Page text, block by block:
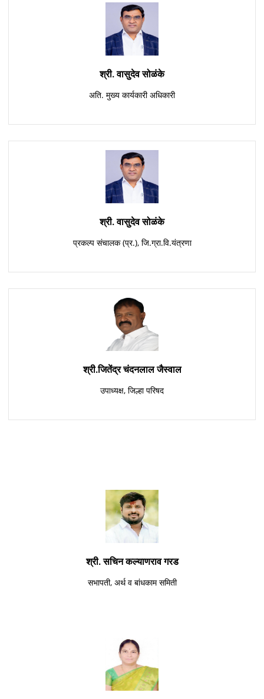
श्री. वासुदेव सोळंके
अति. मुख्य कार्यकारी अधिकारी
श्री. वासुदेव सोळंके
प्रकल्प संचालक (प्र.), जि.ग्रा.वि.यंत्रणा
श्री.जितेंद्र चंदनलाल जैस्वाल
उपाध्यक्ष, जिल्हा परिषद
श्री. सचिन कल्याणराव गरड
सभापती, अर्थ व बांधकाम समिती